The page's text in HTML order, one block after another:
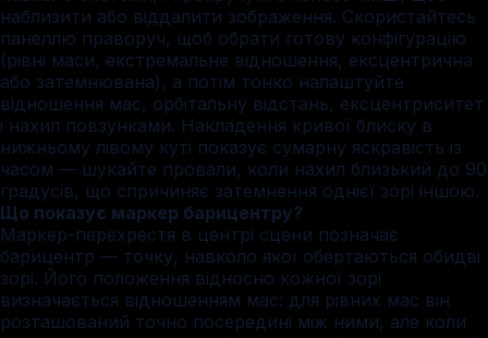
наблизити або віддалити зображення. Скористайтесь
панеллю праворуч, щоб обрати готову конфігурацію
(рівні маси, екстремальне відношення, ексцентрична
або затемнювана), а потім тонко налаштуйте
відношення мас, орбітальну відстань, ексцентриситет
і нахил повзунками. Накладення кривої блиску в
нижньому лівому куті показує сумарну яскравість із
часом — шукайте провали, коли нахил близький до 90
градусів, що спричиняє затемнення однієї зорі іншою.
Що показує маркер барицентру?
Маркер-перехрестя в центрі сцени позначає
барицентр — точку, навколо якої обертаються обидві
зорі. Його положення відносно кожної зорі
визначається відношенням мас: для рівних мас він
розташований точно посередині між ними, але коли